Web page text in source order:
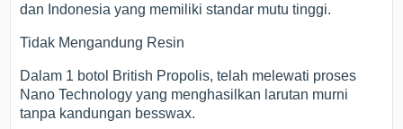
dan Indonesia yang memiliki standar mutu tinggi.
Tidak Mengandung Resin
Dalam 1 botol British Propolis, telah melewati proses
Nano Technology yang menghasilkan larutan murni
tanpa kandungan besswax.